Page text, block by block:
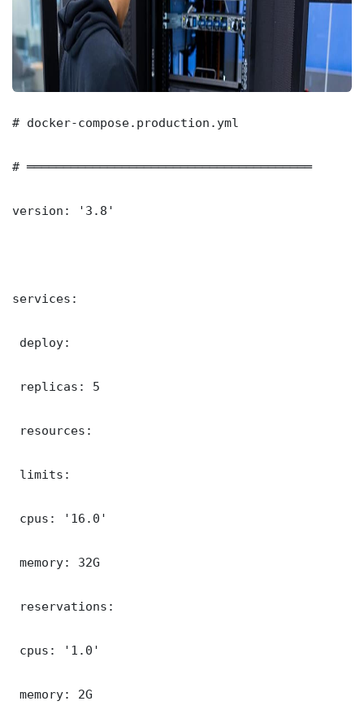
# docker-compose.production.yml
# ═══════════════════════════════════════
version: '3.8'
services:
deploy:
replicas: 5
resources:
limits:
cpus: '16.0'
memory: 32G
reservations:
cpus: '1.0'
memory: 2G